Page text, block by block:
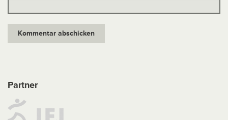
Partner